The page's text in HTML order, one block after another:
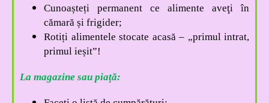
Cunoașteți permanent ce alimente aveţi în
cămară și frigider;
Rotiți alimentele stocate acasă – „primul intrat,
primul ieșit”!
La magazine sau piaţă: